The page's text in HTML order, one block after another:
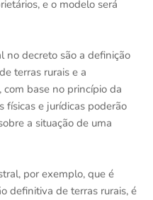
e o modelo será
no decreto são a definição
terras rurais e a
base no princípio da
físicas e jurídicas poderão
a situação de uma
por exemplo, que é
definitiva de terras rurais, é